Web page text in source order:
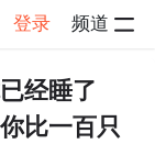
登录 频道
经睡了
比一百只